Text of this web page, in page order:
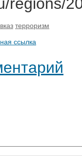
терроризм
ссылка